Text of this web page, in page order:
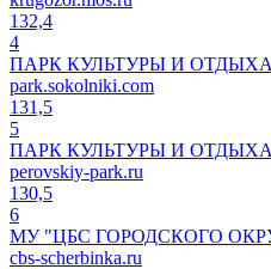
132,4
4
ПАРК КУЛЬТУРЫ И
park.sokolniki.com
131,5
5
ПАРК КУЛЬТУРЫ И
perovskiy-park.ru
130,5
6
МУ "ЦБС ГОРОДСКОГО
cbs-scherbinka.ru